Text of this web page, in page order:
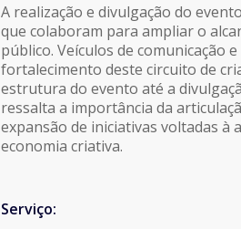
A realização e divulgação do
que colaboram para ampliar o
público. Veículos de comunicação
fortalecimento deste circuito de
estrutura do evento até a
ressalta a importância da
expansão de iniciativas voltadas
economia criativa.
Serviço: